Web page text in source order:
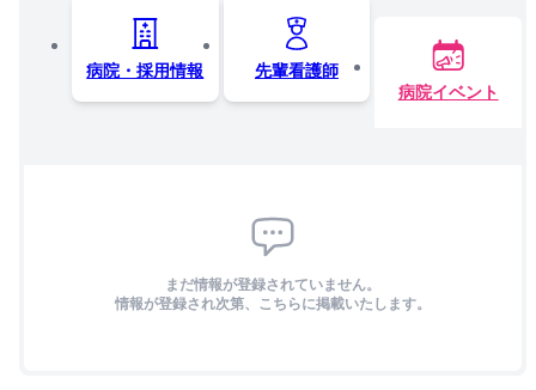
病院・採用情報
先輩看護師
病院イベント
まだ情報が登録されていません。
情報が登録され次第、こちらに掲載いたします。